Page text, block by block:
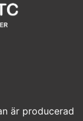
är producerad